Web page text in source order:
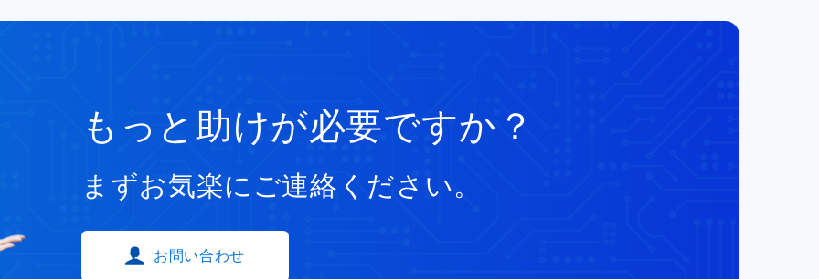
もっと助けが必要ですか？
まずお気楽にご連絡ください。
お問い合わせ